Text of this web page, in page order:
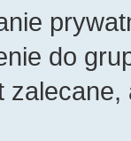
do